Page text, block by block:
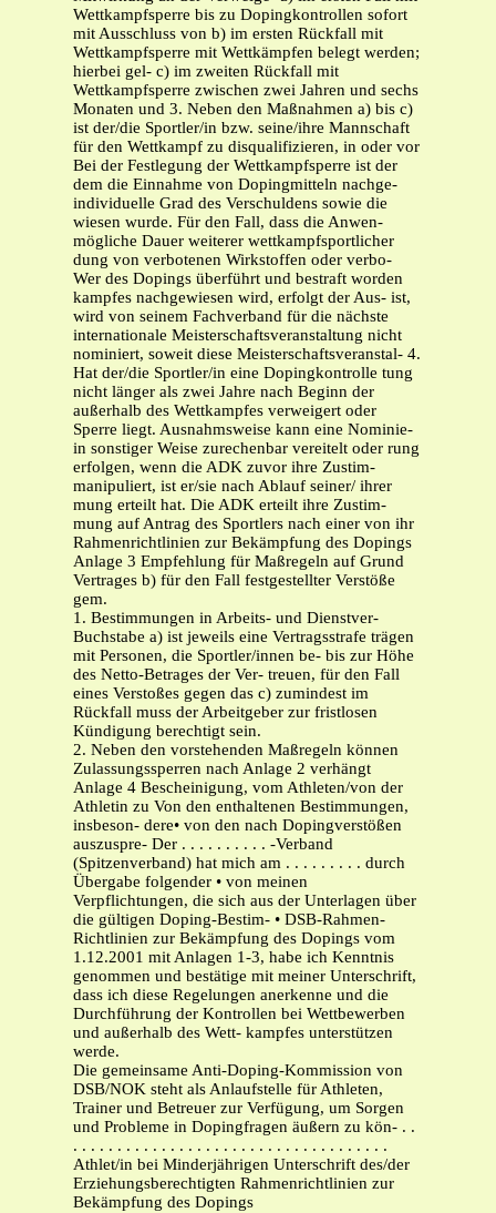
Wettkampfsperre bis zu Dopingkontrollen sofort
mit Ausschluss von b) im ersten Rückfall mit
Wettkampfsperre mit Wettkämpfen belegt werden;
hierbei gel- c) im zweiten Rückfall mit
Wettkampfsperre zwischen zwei Jahren und sechs
Monaten und 3. Neben den Maßnahmen a) bis c)
ist der/die Sportler/in bzw. seine/ihre Mannschaft
für den Wettkampf zu disqualifizieren, in oder vor
Bei der Festlegung der Wettkampfsperre ist der
dem die Einnahme von Dopingmitteln nachge-
individuelle Grad des Verschuldens sowie die
wiesen wurde. Für den Fall, dass die Anwen-
mögliche Dauer weiterer wettkampfsportlicher
dung von verbotenen Wirkstoffen oder verbo-
Wer des Dopings überführt und bestraft worden
kampfes nachgewiesen wird, erfolgt der Aus- ist,
wird von seinem Fachverband für die nächste
internationale Meisterschaftsveranstaltung nicht
nominiert, soweit diese Meisterschaftsveranstal- 4.
Hat der/die Sportler/in eine Dopingkontrolle tung
nicht länger als zwei Jahre nach Beginn der
außerhalb des Wettkampfes verweigert oder
Sperre liegt. Ausnahmsweise kann eine Nominie-
in sonstiger Weise zurechenbar vereitelt oder rung
erfolgen, wenn die ADK zuvor ihre Zustim-
manipuliert, ist er/sie nach Ablauf seiner/ ihrer
mung erteilt hat. Die ADK erteilt ihre Zustim-
mung auf Antrag des Sportlers nach einer von ihr
Rahmenrichtlinien zur Bekämpfung des Dopings
Anlage 3 Empfehlung für Maßregeln auf Grund
Vertrages b) für den Fall festgestellter Verstöße
gem.
1. Bestimmungen in Arbeits- und Dienstver-
Buchstabe a) ist jeweils eine Vertragsstrafe trägen
mit Personen, die Sportler/innen be- bis zur Höhe
des Netto-Betrages der Ver- treuen, für den Fall
eines Verstoßes gegen das c) zumindest im
Rückfall muss der Arbeitgeber zur fristlosen
Kündigung berechtigt sein.
2. Neben den vorstehenden Maßregeln können
Zulassungssperren nach Anlage 2 verhängt
Anlage 4 Bescheinigung, vom Athleten/von der
Athletin zu Von den enthaltenen Bestimmungen,
insbeson- dere• von den nach Dopingverstößen
auszuspre- Der . . . . . . . . . . -Verband
(Spitzenverband) hat mich am . . . . . . . . . durch
Übergabe folgender • von meinen
Verpflichtungen, die sich aus der Unterlagen über
die gültigen Doping-Bestim- • DSB-Rahmen-
Richtlinien zur Bekämpfung des Dopings vom
1.12.2001 mit Anlagen 1-3, habe ich Kenntnis
genommen und bestätige mit meiner Unterschrift,
dass ich diese Regelungen anerkenne und die
Durchführung der Kontrollen bei Wettbewerben
und außerhalb des Wett- kampfes unterstützen
werde.
Die gemeinsame Anti-Doping-Kommission von
DSB/NOK steht als Anlaufstelle für Athleten,
Trainer und Betreuer zur Verfügung, um Sorgen
und Probleme in Dopingfragen äußern zu kön- . .
. . . . . . . . . . . . . . . . . . . . . . . . . . . . . . . . . . . .
Athlet/in bei Minderjährigen Unterschrift des/der
Erziehungsberechtigten Rahmenrichtlinien zur
Bekämpfung des Dopings